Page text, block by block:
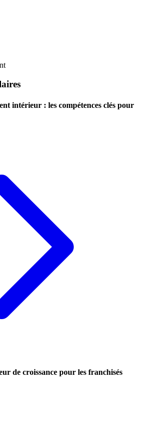
intérieur : les compétences clés pour
de croissance pour les franchisés